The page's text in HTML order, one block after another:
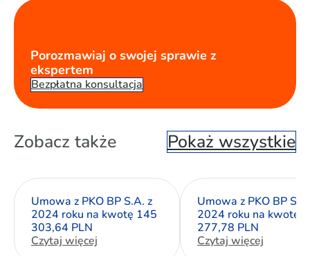
Porozmawiaj o swojej sprawie z
ekspertem
Bezpłatna konsultacja
Zobacz także Pokaż wszystkie
Umowa z PKO BP S.A. z
2024 roku na kwotę 145
303,64 PLN
Czytaj więcej
Umowa z PKO BP
2024 roku na kwotę
277,78 PLN
Czytaj więcej